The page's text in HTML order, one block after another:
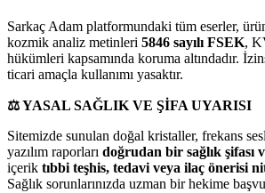
Sarkaç Adam platformundaki tüm eserler,
kozmik analiz metinleri 5846 sayılı FSEK,
hükümleri kapsamında koruma altındadır.
ticari amaçla kullanımı yasaktır.
⚖️YASAL SAĞLIK VE ŞİFA UYARISI
Sitemizde sunulan doğal kristaller, frekans
yazılım raporları doğrudan bir sağlık şifası
içerik tıbbi teşhis, tedavi veya ilaç önerisi
Sağlık sorunlarınızda uzman bir hekime